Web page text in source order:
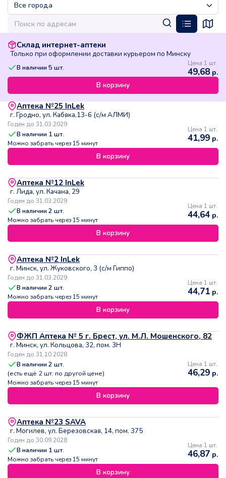
Склад интернет-аптеки
Только при оформлении доставки курьером по Минску
В наличии 5 шт. Цена 1 шт.
49,68р.
В корзину
Аптека №25 InLek
г. Гродно, ул. Кабяка,13-6 (с/м АЛМИ)
Годен до 31.03.2029
В наличии 1 шт.
Можно забрать через 15 минут
Цена 1 шт.
41,99 р.
В корзину
Аптека №12 InLek
г. Лида, ул. Качана, 29
Годен до 31.03.2029
В наличии2 шт.
Можно забрать через 15 минут
Цена 1 шт.
44,64 р.
В корзину
Аптека №2 InLek
г. Минск, ул. Жуковского, 3 (с/м Гиппо)
Годен до 31.03.2029
В наличии2 шт.
Можно забрать через 15 минут
Цена 1 шт.
44,71 р.
В корзину
ФЖП Аптека № 5 г. Брест, ул. М.Л. Мошенского, 82
г. Минск, ул. Кольцова, 32, пом. 3Н
Годен до 31.10.2028
В наличии2 шт.
(есть ещё 2шт. по другой цене)
Можно забрать через 15 минут
Цена 1 шт.
46,29 р.
В корзину
Аптека №23 SAVA
г. Могилев, ул. Березовская, 14, пом. 375
Годен до 30.09.2028
В наличии 1 шт.
Можно забрать через 15 минут
Цена 1 шт.
46,87 р.
В корзину